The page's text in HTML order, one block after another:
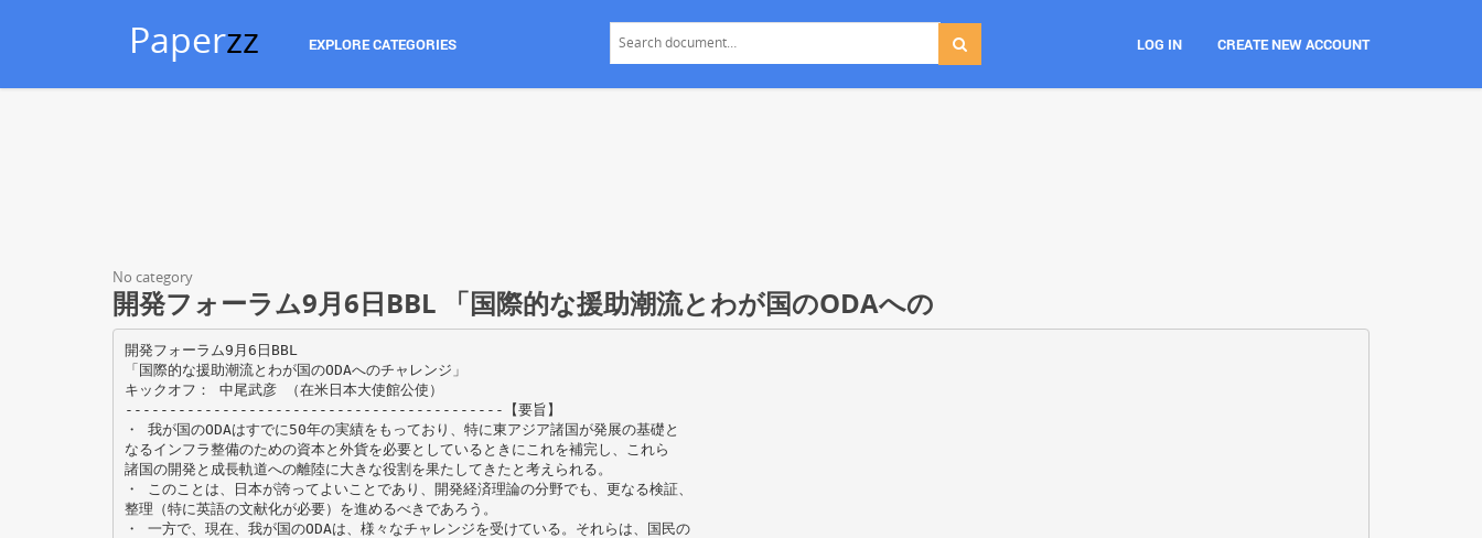
Paperzz EXPLORE CATEGORIES LOG IN CREATE NEW ACCOUNT
No category
開発フォーラム9月6日BBL 「国際的な援助潮流とわが国のODAへの
開発フォーラム9月6日BBL
「国際的な援助潮流とわが国のODAへのチャレンジ」
キックオフ： 中尾武彦 （在米日本大使館公使）
-------------------------------------------【要旨】
・ 我が国のODAはすでに50年の実績をもっており、特に東アジア諸国が発展の基礎と
なるインフラ整備のための資本と外貨を必要としているときにこれを補完し、これら
諸国の開発と成長軌道への離陸に大きな役割を果たしてきたと考えられる。
・ このことは、日本が誇ってよいことであり、開発経済理論の分野でも、更なる検証、
整理（特に英語の文献化が必要）を進めるべきであろう。
・ 一方で、現在、我が国のODAは、様々なチャレンジを受けている。それらは、国民の